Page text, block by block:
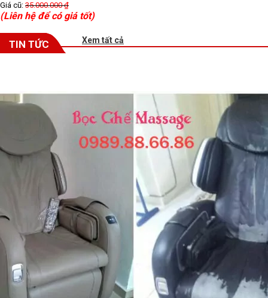
Giá cũ: 35.000.000₫
(Liên hệ để có giá tốt)
TIN TỨC Xem tất cả